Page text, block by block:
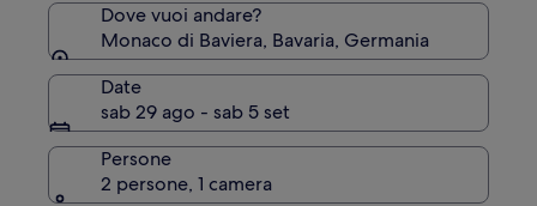
Dove vuoi andare?
Monaco di Baviera, Bavaria, Germania
Date
sab 29 ago - sab 5 set
Persone
2 persone, 1 camera